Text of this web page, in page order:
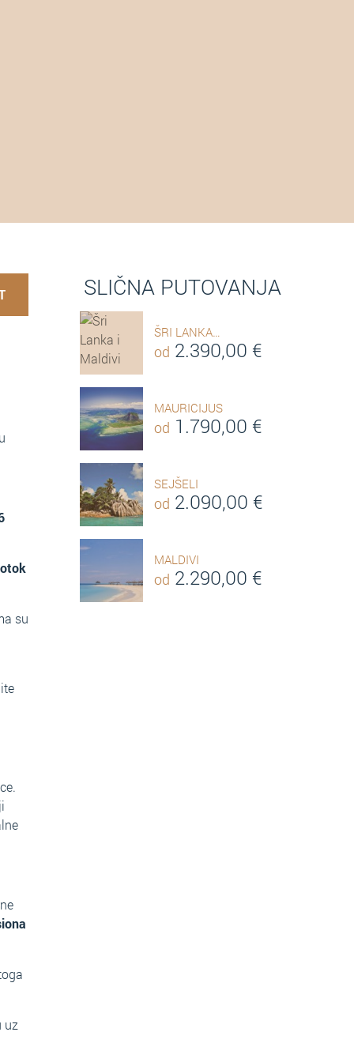
su
uz
SLIČNA PUTOVANJA
ŠRI LANKA…
od 2.390,00 €
MAURICIJUS
od 1.790,00 €
SEJŠELI
od 2.090,00 €
MALDIVI
od 2.290,00 €